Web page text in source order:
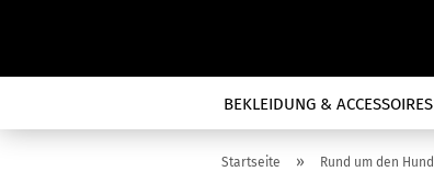
BEKLEIDUNG & ACCESSOIRES
Startseite » Rund um den Hund